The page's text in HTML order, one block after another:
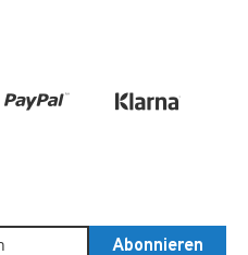
Abonnieren